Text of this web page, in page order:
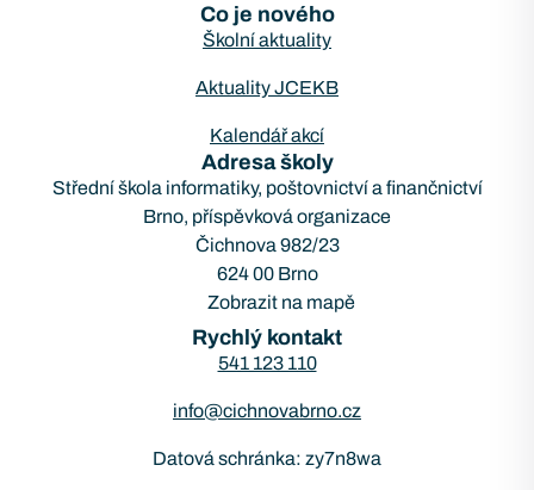
Co je nového
Školní aktuality
Aktuality JCEKB
Kalendář akcí
Adresa školy
Střední škola informatiky, poštovnictví a finančnictví
Brno, příspěvková organizace
Čichnova 982/23
624 00 Brno
Zobrazit na mapě
Rychlý kontakt
541 123 110
info@cichnovabrno.cz
Datová schránka: zy7n8wa